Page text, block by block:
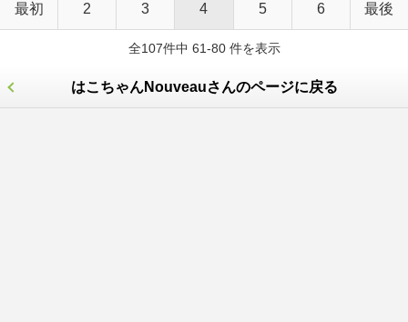
最初 2 3 4 5 6 最後
全107件中 61-80 件を表示
はこちゃんNouveauさんのページに戻る